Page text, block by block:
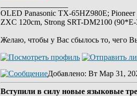
OLED Panasonic TX-65HZ980E;
ZXC 120cm, Strong SRT-DM2100
Желаю, чтобы у Вас сбылось то, чего
Добавлено: Вт Мар 31,
Вступили в силу новые языковые